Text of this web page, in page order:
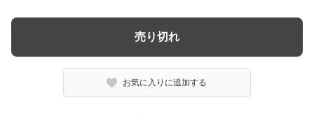
売り切れ
お気に入りに追加する